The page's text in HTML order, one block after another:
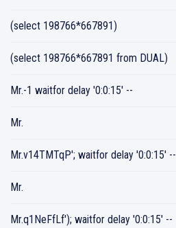
(select 198766*667891)
(select 198766*667891 from DUAL)
Mr.-1 waitfor delay '0:0:15' --
Mr.
Mr.v14TMTqP'; waitfor delay '0:0:15' --
Mr.
Mr.q1NeFfLf'); waitfor delay '0:0:15' --